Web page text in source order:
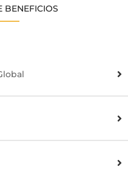
BENEFICIOS